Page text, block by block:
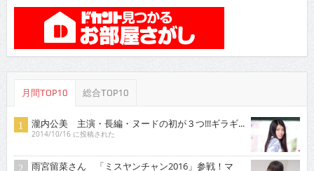
月間TOP10 総合TOP10
瀧内公美 主演・長編・ヌードの初が３つ!!!ギラギ...
2014/10/16 に投稿された
雨宮留菜さん 「ミスヤンチャン2016」参戦！マ